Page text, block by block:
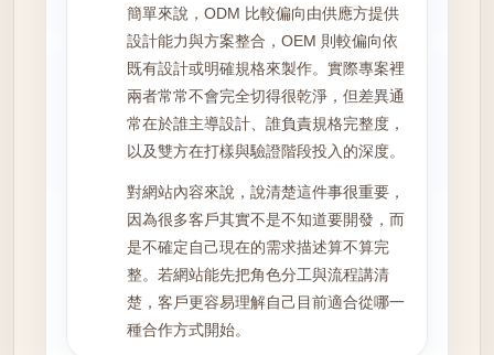
簡單來說，ODM 比較偏向由供應方提供
設計能力與方案整合，OEM 則較偏向依
既有設計或明確規格來製作。實際專案裡
兩者常常不會完全切得很乾淨，但差異通
常在於誰主導設計、誰負責規格完整度，
以及雙方在打樣與驗證階段投入的深度。
對網站內容來說，說清楚這件事很重要，
因為很多客戶其實不是不知道要開發，而
是不確定自己現在的需求描述算不算完
整。若網站能先把角色分工與流程講清
楚，客戶更容易理解自己目前適合從哪一
種合作方式開始。